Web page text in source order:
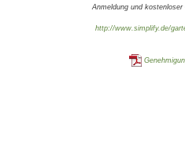
Anmeldung und
http://www.simplify.de/